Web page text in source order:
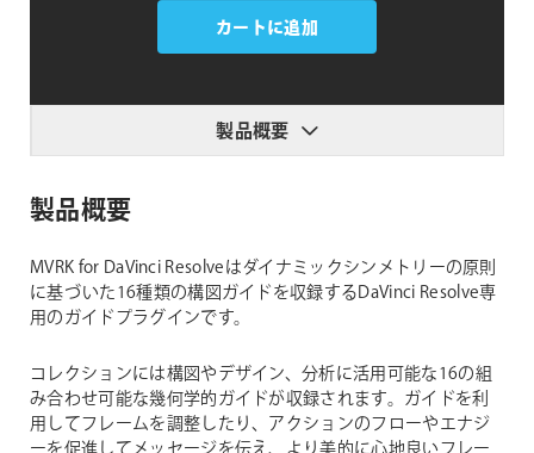
カートに追加
製品概要
製品概要
MVRK for DaVinci Resolveはダイナミックシンメトリーの原則
に基づいた16種類の構図ガイドを収録するDaVinci Resolve専
用のガイドプラグインです。
コレクションには構図やデザイン、分析に活用可能な16の組
み合わせ可能な幾何学的ガイドが収録されます。ガイドを利
用してフレームを調整したり、アクションのフローやエナジ